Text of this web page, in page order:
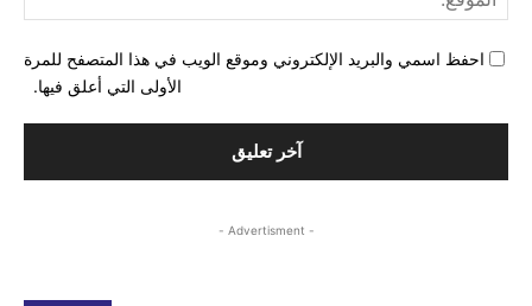
احفظ اسمي والبريد الإلكتروني وموقع الويب في هذا المتصفح للمرة
الأولى التي أعلق فيها.
- Advertisment -